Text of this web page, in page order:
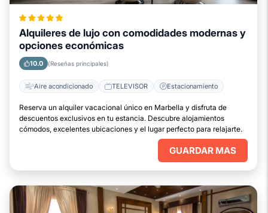
Alquileres de lujo con comodidades modernas y
opciones económicas
10.0 (Reseñas principales)
Aire acondicionado TELEVISOR Estacionamiento
Reserva un alquiler vacacional único en Marbella y disfruta de
descuentos exclusivos en tu estancia. Descubre alojamientos
cómodos, excelentes ubicaciones y el lugar perfecto para relajarte.
GUARDAR MAS